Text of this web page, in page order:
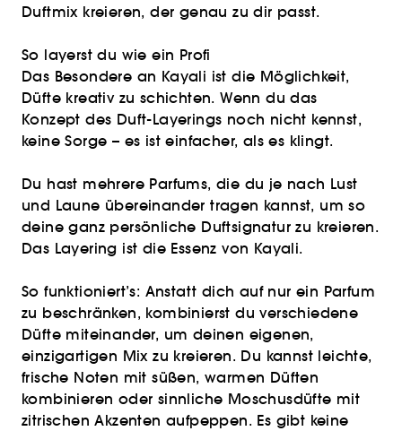
Duftmix kreieren, der genau zu dir passt.
So layerst du wie ein Profi
Das Besondere an Kayali ist die Möglichkeit,
Düfte kreativ zu schichten. Wenn du das
Konzept des Duft-Layerings noch nicht kennst,
keine Sorge – es ist einfacher, als es klingt.
Du hast mehrere Parfums, die du je nach Lust
und Laune übereinander tragen kannst, um so
deine ganz persönliche Duftsignatur zu kreieren.
Das Layering ist die Essenz von Kayali.
So funktioniert’s: Anstatt dich auf nur ein Parfum
zu beschränken, kombinierst du verschiedene
Düfte miteinander, um deinen eigenen,
einzigartigen Mix zu kreieren. Du kannst leichte,
frische Noten mit süßen, warmen Düften
kombinieren oder sinnliche Moschusdüfte mit
zitrischen Akzenten aufpeppen. Es gibt keine